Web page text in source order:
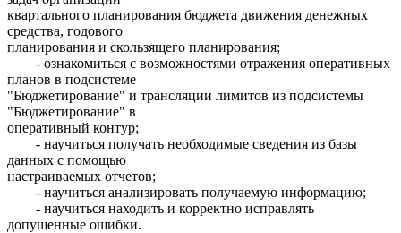
квартального планирования бюджета движения денежных
средства, годового
планирования и скользящего планирования;
- ознакомиться с возможностями отражения оперативных
планов в подсистеме
"Бюджетирование" и трансляции лимитов из подсистемы
"Бюджетирование" в
оперативный контур;
- научиться получать необходимые сведения из базы
данных с помощью
настраиваемых отчетов;
- научиться анализировать получаемую информацию;
- научиться находить и корректно исправлять
допущенные ошибки.